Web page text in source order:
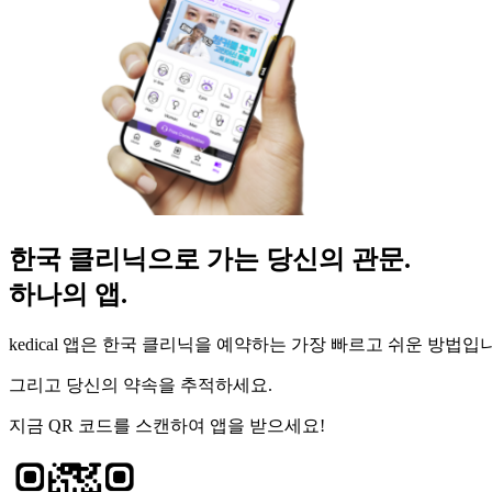
한국 클리닉으로 가는 당신의 관문.
하나의 앱.
kedical 앱은 한국 클리닉을 예약하는 가장 빠르고 쉬운 방법입
그리고 당신의 약속을 추적하세요.
지금 QR 코드를 스캔하여 앱을 받으세요!